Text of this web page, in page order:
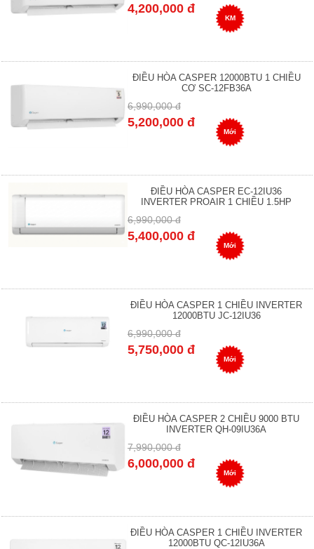
4,200,000 đ
KM
ĐIỀU HÒA CASPER 12000BTU 1 CHIỀU
CƠ SC-12FB36A
6,990,000 đ
5,200,000 đ
Mới
ĐIỀU HÒA CASPER EC-12IU36
INVERTER PROAIR 1 CHIỀU 1.5HP
6,990,000 đ
5,400,000 đ
Mới
ĐIỀU HÒA CASPER 1 CHIỀU INVERTER
12000BTU JC-12IU36
6,990,000 đ
5,750,000 đ
Mới
ĐIỀU HÒA CASPER 2 CHIỀU 9000 BTU
INVERTER QH-09IU36A
7,990,000 đ
6,000,000 đ
Mới
ĐIỀU HÒA CASPER 1 CHIỀU INVERTER
12000BTU QC-12IU36A